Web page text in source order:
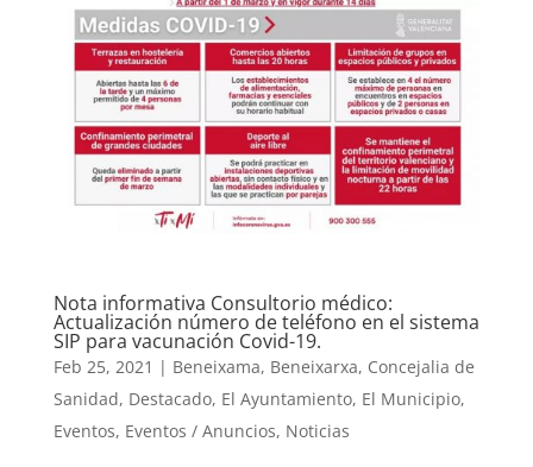
Nota informativa Consultorio médico:
Actualización número de teléfono en el sistema
SIP para vacunación Covid-19.
Feb 25, 2021 | Beneixama, Beneixarxa, Concejalia de
Sanidad, Destacado, El Ayuntamiento, El Municipio,
Eventos, Eventos / Anuncios, Noticias